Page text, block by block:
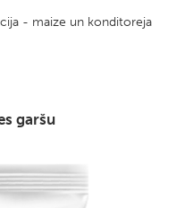
- maize un konditoreja
garšu